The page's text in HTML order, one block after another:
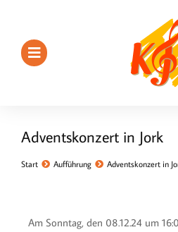
Adventskonzert in Jork
Sie befinden sich hier:
Start Aufführung Adventskonzert in
Am Sonntag, den 08.12.24 um